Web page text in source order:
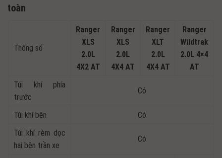
toàn
Thông số
Ranger
XLS
2.0L
4X2 AT
Ranger
XLS
2.0L
4X4 AT
Ranger
XLT
2.0L
4X4 AT
Ranger
Wildtrak
2.0L 4×4
AT
Túi khí phía
trước
Có
Túi khí bên
Có
Túi khí rèm dọc
hai bên trần xe
Có